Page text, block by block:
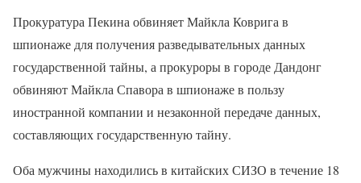
Прокуратура Пекина обвиняет Майкла Коврига в
шпионаже для получения разведывательных данных
государственной тайны, а прокуроры в городе Дандонг
обвиняют Майкла Спавора в шпионаже в пользу
иностранной компании и незаконной передаче данных,
составляющих государственную тайну.
Оба мужчины находились в китайских СИЗО в течение 18